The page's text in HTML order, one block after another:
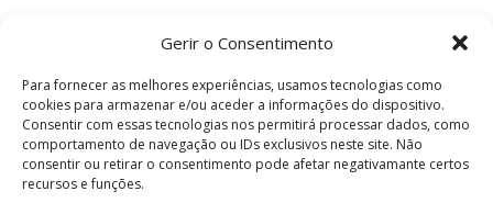
Gerir o Consentimento
Para fornecer as melhores experiências, usamos tecnologias como
cookies para armazenar e/ou aceder a informações do dispositivo.
Consentir com essas tecnologias nos permitirá processar dados, como
comportamento de navegação ou IDs exclusivos neste site. Não
consentir ou retirar o consentimento pode afetar negativamante certos
recursos e funções.